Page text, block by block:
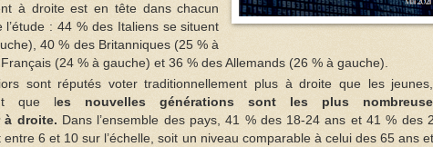
à droite est en tête dans chacun
: 44 % des Italiens se situent
40 % des Britanniques (25 % à
(24 % à gauche) et 36 % des Allemands (26 % à gauche).
sont réputés voter traditionnellement plus à droite que les
que l es nouvelles générations sont les plus
à droite. Dans l’ensemble des pays, 41 % des 18-24 ans et 41 % des
6 et 10 sur l’échelle, soit un niveau comparable à celui des 65 ans